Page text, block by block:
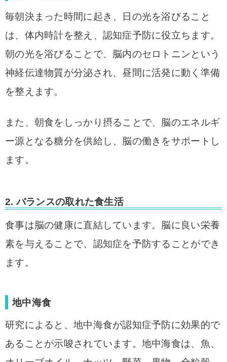
毎朝決まった時間に起き、日の光を浴びること
は、体内時計を整え、認知症予防に役立ちます。
朝の光を浴びることで、脳内のセロトニンという
神経伝達物質が分泌され、昼間に活発に動く準備
を整えます。
また、朝食をしっかり摂ることで、脳のエネルギ
ー源となる糖分を供給し、脳の働きをサポートし
ます。
2.バランスの取れた食生活
食事は脳の健康に直結しています。脳に良い栄養
素を与えることで、認知症を予防することができ
ます。
地中海食
研究によると、地中海食が認知症予防に効果的で
あることが示唆されています。地中海食は、魚、